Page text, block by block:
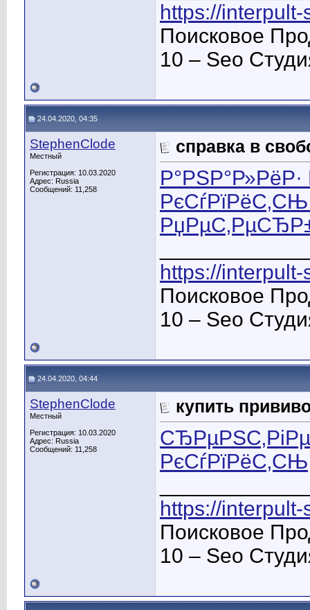
https://
Поисковое
10 – Seo
24.04.2020, 04:35
StephenClode
Местный
Регистрация: 10.03.2020
Адрес: Russia
Сообщений: 11,258
справка в
Р°РЅР°Р»РёР·
https://
Поисковое
10 – Seo
24.04.2020, 04:44
StephenClode
Местный
Регистрация: 10.03.2020
Адрес: Russia
Сообщений: 11,258
купить
РєСѓРїРёС‚СЊ
https://
Поисковое
10 – Seo